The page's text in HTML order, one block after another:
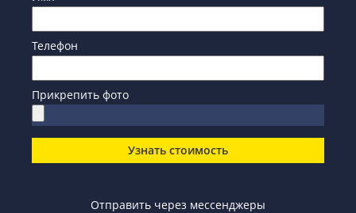
Телефон
Прикрепить фото
Узнать стоимость
Отправить через мессенджеры